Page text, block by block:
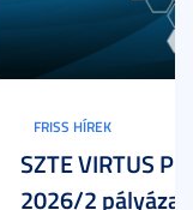
FRISS HÍREK
SZTE VIRTUS
2026/2